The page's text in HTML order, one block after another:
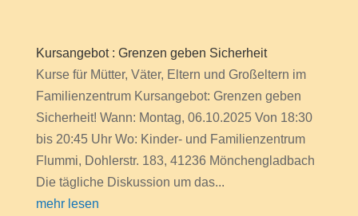
Kursangebot : Grenzen geben Sicherheit
Kurse für Mütter, Väter, Eltern und Großeltern im
Familienzentrum Kursangebot: Grenzen geben
Sicherheit! Wann: Montag, 06.10.2025 Von 18:30
bis 20:45 Uhr Wo: Kinder- und Familienzentrum
Flummi, Dohlerstr. 183, 41236 Mönchengladbach
Die tägliche Diskussion um das...
mehr lesen